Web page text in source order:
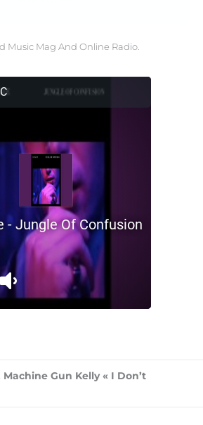
Music Mag And Online Radio.
Machine Gun Kelly « I Don’t